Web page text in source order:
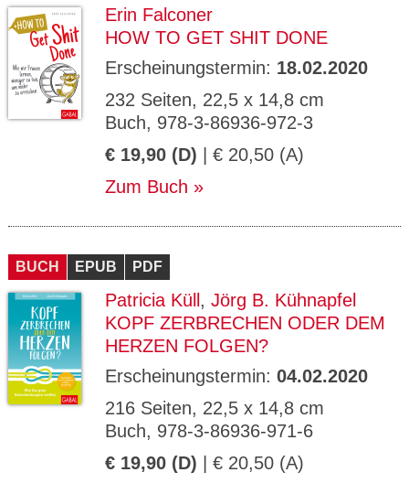
Erin Falconer
HOW TO GET SHIT DONE
Erscheinungstermin: 18.02.2020
232 Seiten, 22,5 x 14,8 cm
Buch, 978-3-86936-972-3
€ 19,90 (D) | € 20,50 (A)
Zum Buch
BUCH EPUB PDF
Patricia Küll , Jörg B. Kühnapfel
KOPF ZERBRECHEN ODER DEM
HERZEN FOLGEN?
Erscheinungstermin: 04.02.2020
216 Seiten, 22,5 x 14,8 cm
Buch, 978-3-86936-971-6
€ 19,90 (D) | € 20,50 (A)